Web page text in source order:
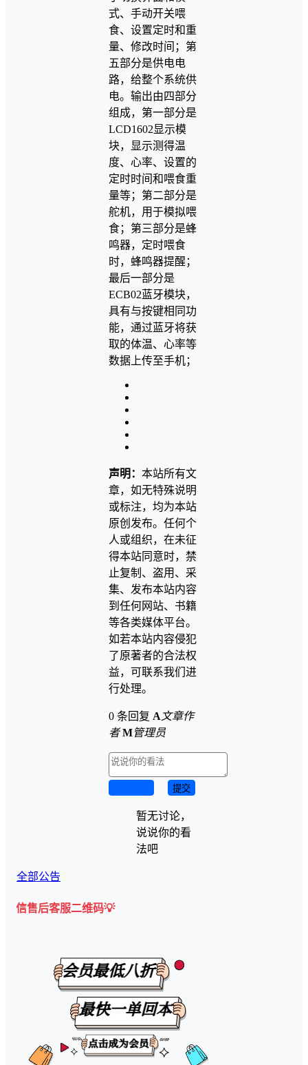
式、手动开关喂
食、设置定时和重
量、修改时间；第
五部分是供电电
路，给整个系统供
电。输出由四部分
组成，第一部分是
LCD1602显示模
块，显示测得温
度、心率、设置的
定时时间和喂食重
量等；第二部分是
舵机，用于模拟喂
食；第三部分是蜂
鸣器，定时喂食
时，蜂鸣器提醒；
最后一部分是
ECB02蓝牙模块，
具有与按键相同功
能，通过蓝牙将获
取的体温、心率等
数据上传至手机；
声明： 本站所有文
章，如无特殊说明
或标注，均为本站
原创发布。任何个
人或组织，在未征
得本站同意时，禁
止复制、盗用、采
集、发布本站内容
到任何网站、书籍
等各类媒体平台。
如若本站内容侵犯
了原著者的合法权
益，可联系我们进
行处理。
0 条回复 A 文章作
者 M管理员
提交
暂无讨论，
说说你的看
法吧
全部公告
客服二维码💡